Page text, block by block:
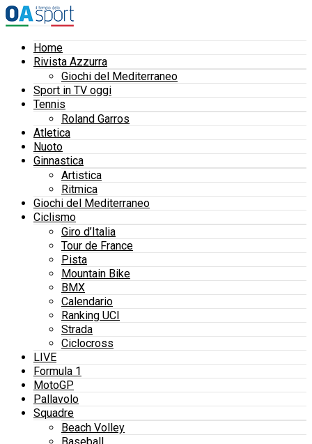
Home
Rivista Azzurra
Giochi del Mediterraneo
Sport in TV oggi
Tennis
Roland Garros
Atletica
Nuoto
Ginnastica
Artistica
Ritmica
Giochi del Mediterraneo
Ciclismo
Giro d’Italia
Tour de France
Pista
Mountain Bike
BMX
Calendario
Ranking UCI
Strada
Ciclocross
LIVE
Formula 1
MotoGP
Pallavolo
Squadre
Beach Volley